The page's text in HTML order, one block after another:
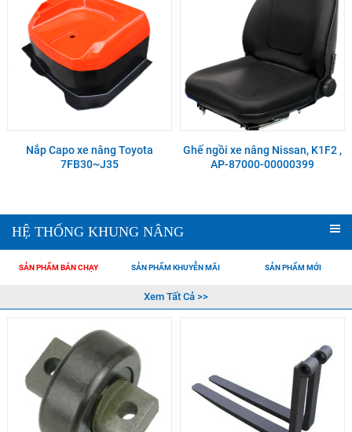
Nắp Capo xe nâng Toyota
7FB30~J35
Ghế ngồi xe nâng Nissan, K1F2 ,
AP-87000-00000399
HỆ THỐNG KHUNG NÂNG
SẢN PHẨM BÁN CHẠY SẢN PHẨM KHUYỄN MÃI SẢN PHẨM MỚI
Xem Tất Cả >>